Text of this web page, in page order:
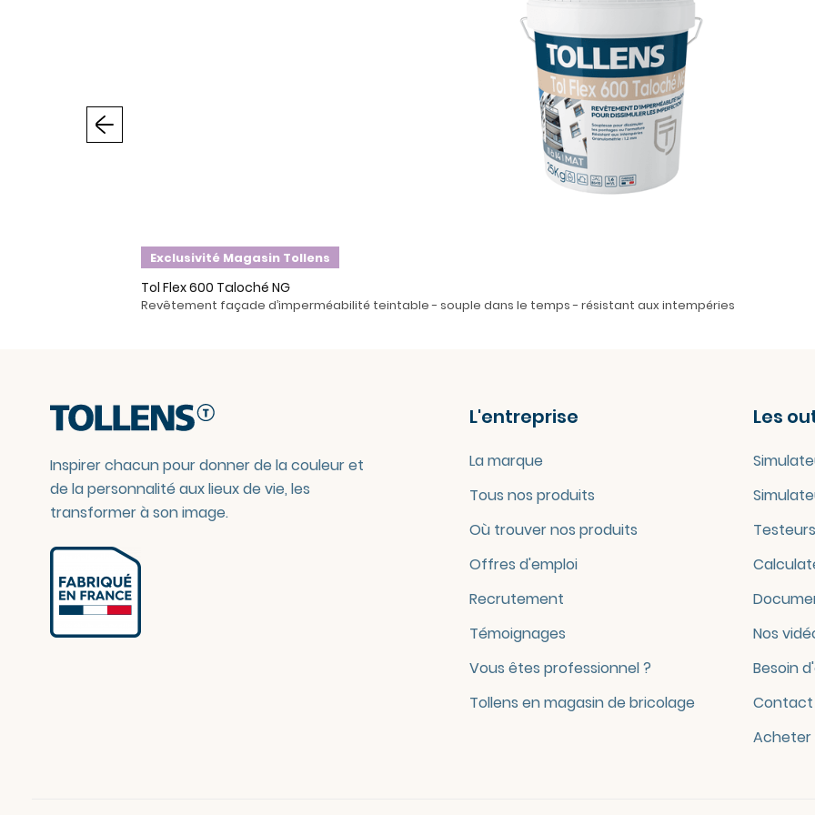
Exclusivité Magasin Tollens
Tol Flex 600 Taloché NG
Revêtement façade d’imperméabilité teintable - souple dans le temps - résistant aux intempéries
Inspirer chacun pour donner de la couleur et
de la personnalité aux lieux de vie, les
transformer à son image.
L'entreprise
La marque
Tous nos produits
Où trouver nos produits
Offres d'emploi
Recrutement
Témoignages
Vous êtes professionnel ?
Tollens en magasin de bricolage
Les
Nos
Besoin
Contact
Acheter